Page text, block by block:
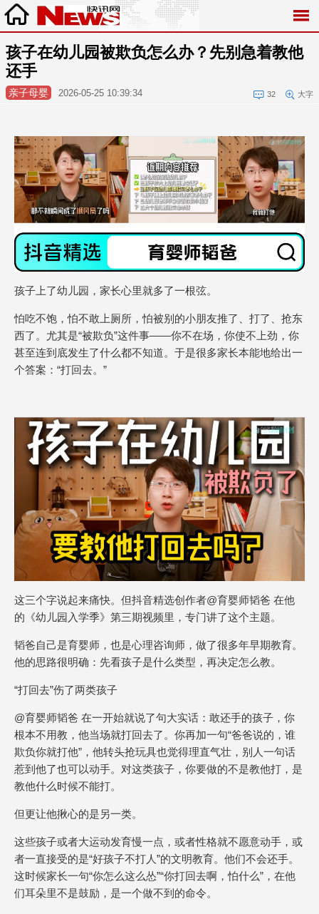
孩子在幼儿园被欺负怎么办？先别急着教他
还手
亲子母婴 2026-05-25 10:39:34 32 大字
孩子上了幼儿园，家长心里就多了一根弦。
怕吃不饱，怕不敢上厕所，怕被别的小朋友推了、打了、抢东
西了。尤其是“被欺负”这件事——你不在场，你使不上劲，你
甚至连到底发生了什么都不知道。于是很多家长本能地给出一
个答案：“打回去。”
这三个字说起来痛快。但抖音精选创作者@育婴师韬爸 在他
的《幼儿园入学季》第三期视频里，专门讲了这个主题。
韬爸自己是育婴师，也是心理咨询师，做了很多年早期教育。
他的思路很明确：先看孩子是什么类型，再决定怎么教。
“打回去”伤了两类孩子
@育婴师韬爸 在一开始就说了句大实话：敢还手的孩子，你
根本不用教，他当场就打回去了。你再加一句“爸爸说的，谁
欺负你就打他”，他转头抢玩具也觉得理直气壮，别人一句话
惹到他了也可以动手。对这类孩子，你要做的不是教他打，是
教他什么时候不能打。
但更让他揪心的是另一类。
这些孩子或者大运动发育慢一点，或者性格就不愿意动手，或
者一直接受的是“好孩子不打人”的文明教育。他们不会还手。
这时候家长一句“你怎么这么怂”“你打回去啊，怕什么”，在他
们耳朵里不是鼓励，是一个做不到的命令。